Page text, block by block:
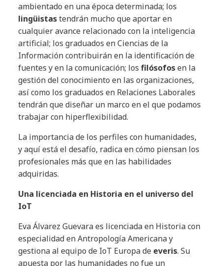
ambientado en una época determinada; los
lingüistastendrán mucho que aportar en
cualquier avance relacionado con la inteligencia
artificial; los graduados en Ciencias de la
Información contribuirán en la identificación de
fuentes y en la comunicación; losfilósofosen la
gestión del conocimiento en las organizaciones,
así como los graduados en Relaciones Laborales
tendrán que diseñar un marco en el que podamos
trabajar con hiperflexibilidad.
La importancia de los perfiles con humanidades,
y aquí está el desafío, radica en cómo piensan los
profesionales más que en las habilidades
adquiridas.
Una licenciada en Historia en el universo del
IoT
Eva Álvarez Guevara es licenciada en Historia con
especialidad en Antropología Americana y
gestiona al equipo de IoT Europa de everis. Su
apuesta por las humanidades no fue un